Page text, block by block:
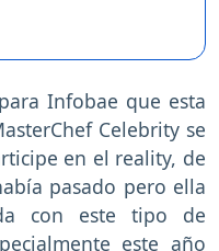
Infobae que esta
Celebrity se
en el reality, de
pasado pero ella
con este tipo de
este año